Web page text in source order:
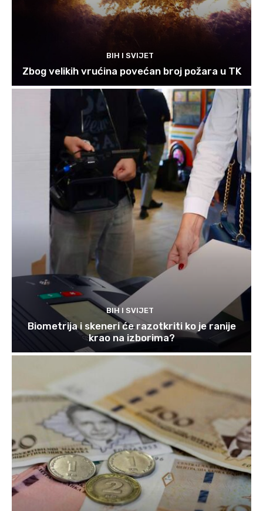
BIH I SVIJET
Zbog velikih vrućina povećan broj požara u TK
BIH I SVIJET
Biometrija i skeneri će razotkriti ko je ranije
krao na izborima?